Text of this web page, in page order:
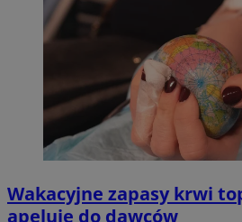
Wakacyjne zapasy krwi
apeluje do dawców